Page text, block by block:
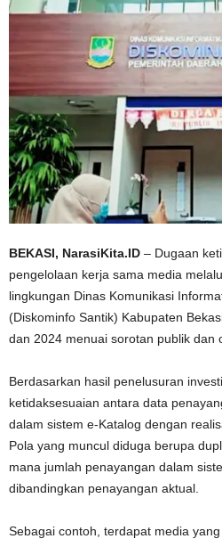
BEKASI, NarasiKita.ID – Dugaan
pengelolaan kerja sama media
lingkungan Dinas Komunikasi
(Diskominfo Santik) Kabupaten
dan 2024 menuai sorotan publik dan
Berdasarkan hasil penelusuran
ketidaksesuaian antara data
dalam sistem e-Katalog dengan
Pola yang muncul diduga berupa
mana jumlah penayangan dalam
dibandingkan penayangan aktual.
Sebagai contoh, terdapat media